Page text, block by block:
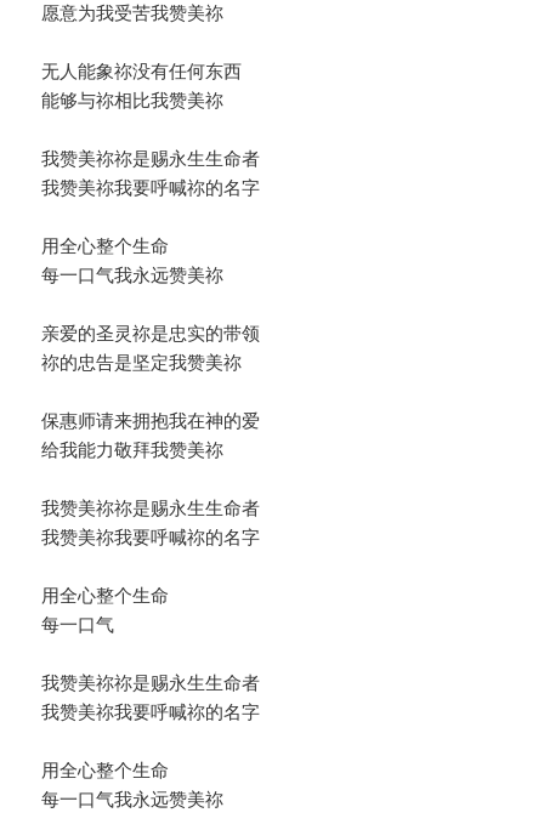
愿意为我受苦我赞美祢
无人能象祢没有任何东西
能够与祢相比我赞美祢
我赞美祢祢是赐永生生命者
我赞美祢我要呼喊祢的名字
用全心整个生命
每一口气我永远赞美祢
亲爱的圣灵祢是忠实的带领
祢的忠告是坚定我赞美祢
保惠师请来拥抱我在神的爱
给我能力敬拜我赞美祢
我赞美祢祢是赐永生生命者
我赞美祢我要呼喊祢的名字
用全心整个生命
每一口气
我赞美祢祢是赐永生生命者
我赞美祢我要呼喊祢的名字
用全心整个生命
每一口气我永远赞美祢